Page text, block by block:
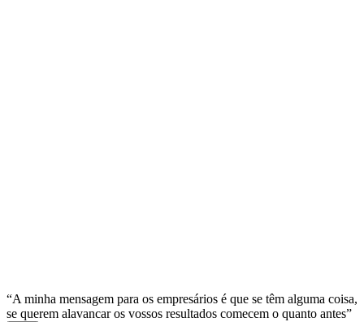
“A minha mensagem para os empresários é que se têm alguma coisa,
se querem alavancar os vossos resultados comecem o quanto antes”